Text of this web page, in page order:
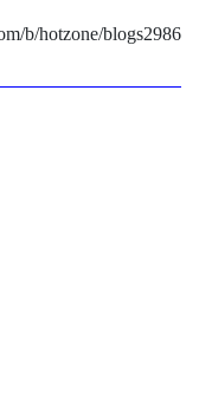
b/hotzone/blogs2986